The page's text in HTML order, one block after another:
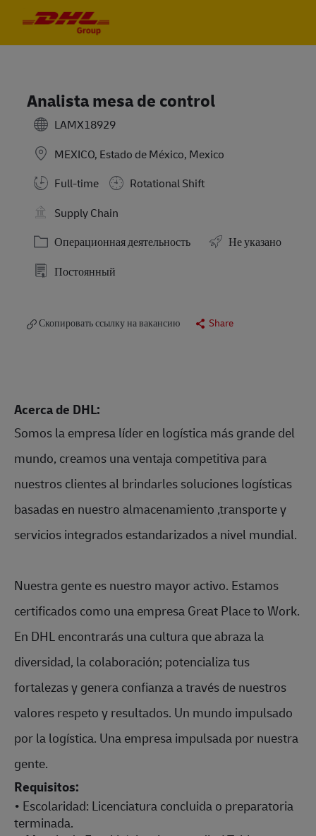
Analista mesa de control
LAMX18929
MEXICO, Estado de México, Mexico
Full-time
Rotational Shift
Supply Chain
Категория
Операционная деятельность
Не указано
Постоянный
Скопировать ссылку на вакансию Share
Acerca de DHL:
Somos la empresa líder en logística más grande del
mundo, creamos una ventaja competitiva para
nuestros clientes al brindarles soluciones logísticas
basadas en nuestro almacenamiento ,transporte y
servicios integrados estandarizados a nivel mundial.
Nuestra gente es nuestro mayor activo. Estamos
certificados como una empresa Great Place to Work.
En DHL encontrarás una cultura que abraza la
diversidad, la colaboración; potencializa tus
fortalezas y genera confianza a través de nuestros
valores respeto y resultados. Un mundo impulsado
por la logística. Una empresa impulsada por nuestra
gente.
Requisitos:
• Escolaridad: Licenciatura concluida o preparatoria
terminada.